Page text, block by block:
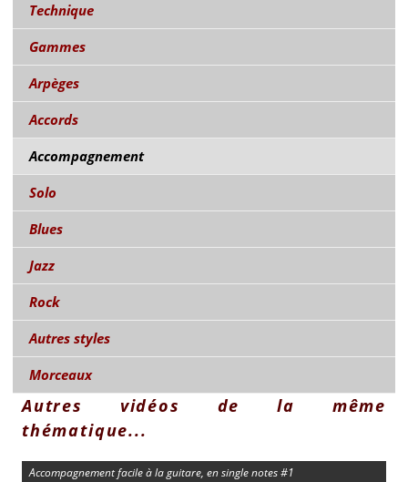
Technique
Gammes
Arpèges
Accords
Accompagnement
Solo
Blues
Jazz
Rock
Autres styles
Morceaux
Autres vidéos de la même
thématique...
Accompagnement facile à la guitare, en single notes #1